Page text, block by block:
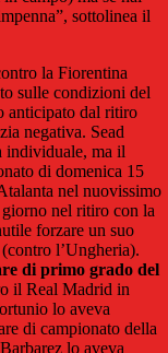
sottolinea il
la Fiorentina
sulle condizioni del
anticipato dal ritiro
negativa. Sead
individuale, ma il
di domenica 15
nel nuovissimo
nel ritiro con la
forzare un suo
l’Ungheria).
di primo grado del
il Real Madrid in
lo aveva
di campionato della
lo aveva